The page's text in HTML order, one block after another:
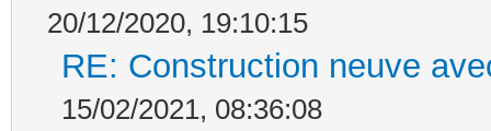
20/12/2020, 19:10:15
RE: Construction neuve
15/02/2021, 08:36:08